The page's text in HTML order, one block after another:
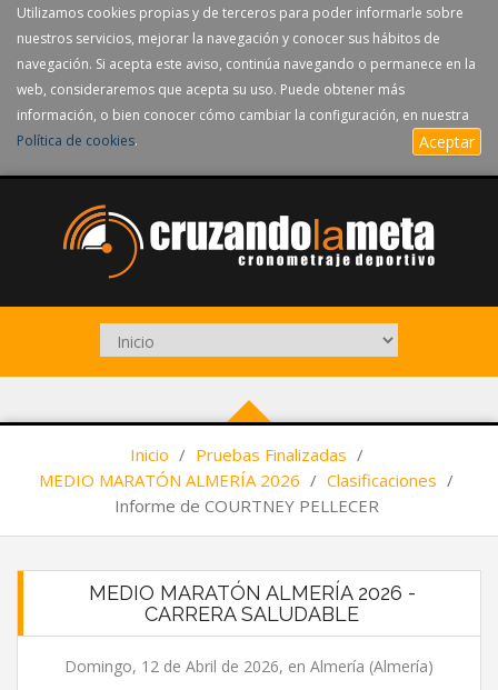
Utilizamos cookies propias y de terceros para poder informarle sobre
nuestros servicios, mejorar la navegación y conocer sus hábitos de
navegación. Si acepta este aviso, continúa navegando o permanece en la
web, consideraremos que acepta su uso. Puede obtener más
información, o bien conocer cómo cambiar la configuración, en nuestra
Política de cookies. Aceptar
Inicio / Pruebas Finalizadas /
MEDIO MARATÓN ALMERÍA 2026 / Clasificaciones /
Informe de COURTNEY PELLECER
MEDIO MARATÓN ALMERÍA 2026 -
CARRERA SALUDABLE
Domingo, 12 de Abril de 2026, en Almería (Almería)